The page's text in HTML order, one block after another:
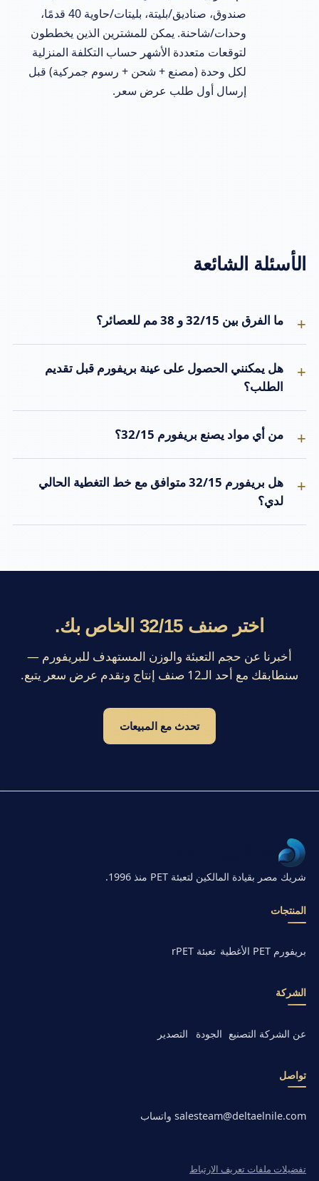
صندوق، صناديق/بليتة، بليتات/حاوية 40 قدمًا،
وحدات/شاحنة. يمكن للمشترين الذين يخططون
لتوقعات متعددة الأشهر حساب التكلفة المنزلية
لكل وحدة (مصنع + شحن + رسوم جمركية) قبل
إرسال أول طلب عرض سعر.
الأسئلة الشائعة
ما الفرق بين 32/15 و 38 مم للعصائر؟
هل يمكنني الحصول على عينة بريفورم قبل تقديم
الطلب؟
من أي مواد يصنع بريفورم 32/15؟
هل بريفورم 32/15 متوافق مع خط التغطية الحالي
لدي؟
اختر صنف 32/15 الخاص بك.
أخبرنا عن حجم التعبئة والوزن المستهدف للبريفورم —
سنطابقك مع أحد الـ12 صنف إنتاج ونقدم عرض سعر يتبع.
تحدث مع المبيعات
شريك مصر بقيادة المالكين لتعبئة PET منذ 1996.
المنتجات
بريفورم PET الأغطية تعبئة rPET
الشركة
عن الشركة التصنيع الجودة التصدير
تواصل
salesteam@deltaelnile.com واتساب
تفضيلات ملفات تعريف الارتباط